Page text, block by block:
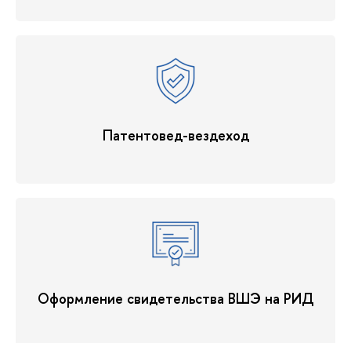
Патентовед-вездеход
Оформление свидетельства ВШЭ на РИД